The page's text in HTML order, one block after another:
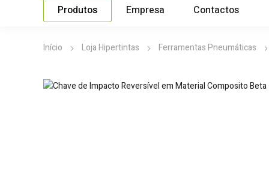
Produtos Empresa Contactos
Início Loja Hipertintas Ferramentas Pneumáticas